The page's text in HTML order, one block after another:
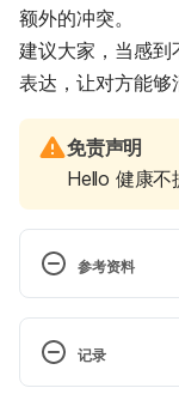
额外的冲突。
建议大家，当感
表达，让对方能够
免责声明
Hello 健康不
参考资料
Why Am I
https://
i-always-
记录